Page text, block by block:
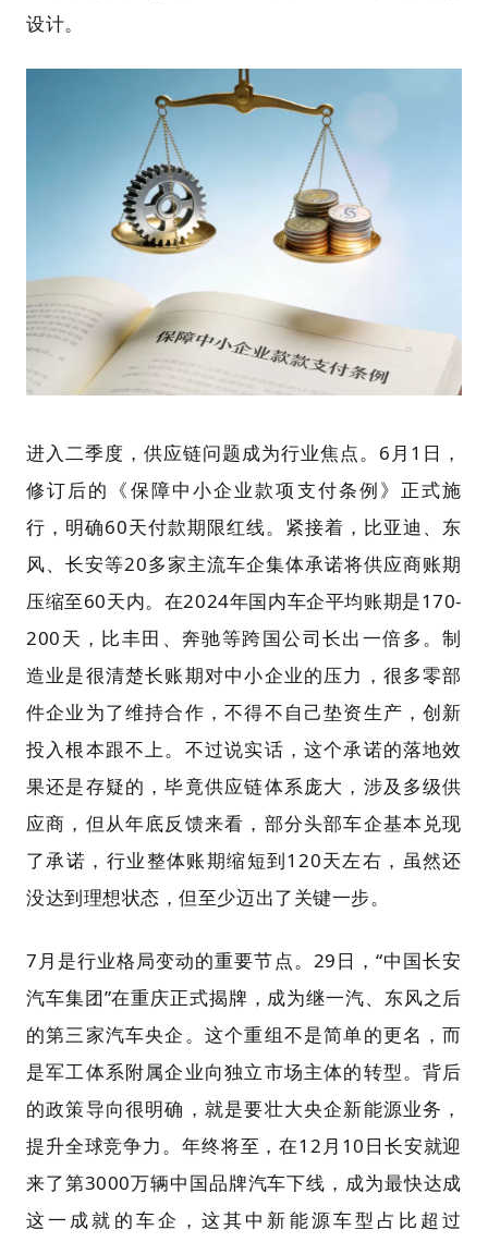
设计。
进入二季度，供应链问题成为行业焦点。6月1日，
修订后的《保障中小企业款项支付条例》正式施
行，明确60天付款期限红线。紧接着，比亚迪、东
风、长安等20多家主流车企集体承诺将供应商账期
压缩至60天内。在2024年国内车企平均账期是170-
200天，比丰田、奔驰等跨国公司长出一倍多。制
造业是很清楚长账期对中小企业的压力，很多零部
件企业为了维持合作，不得不自己垫资生产，创新
投入根本跟不上。不过说实话，这个承诺的落地效
果还是存疑的，毕竟供应链体系庞大，涉及多级供
应商，但从年底反馈来看，部分头部车企基本兑现
了承诺，行业整体账期缩短到120天左右，虽然还
没达到理想状态，但至少迈出了关键一步。
7月是行业格局变动的重要节点。29日，“中国长安
汽车集团”在重庆正式揭牌，成为继一汽、东风之后
的第三家汽车央企。这个重组不是简单的更名，而
是军工体系附属企业向独立市场主体的转型。背后
的政策导向很明确，就是要壮大央企新能源业务，
提升全球竞争力。年终将至，在12月10日长安就迎
来了第3000万辆中国品牌汽车下线，成为最快达成
这一成就的车企，这其中新能源车型占比超过